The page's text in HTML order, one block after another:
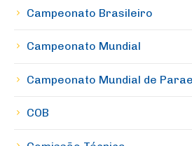
Campeonato Brasileiro
Campeonato Mundial
Campeonato Mundial de
COB